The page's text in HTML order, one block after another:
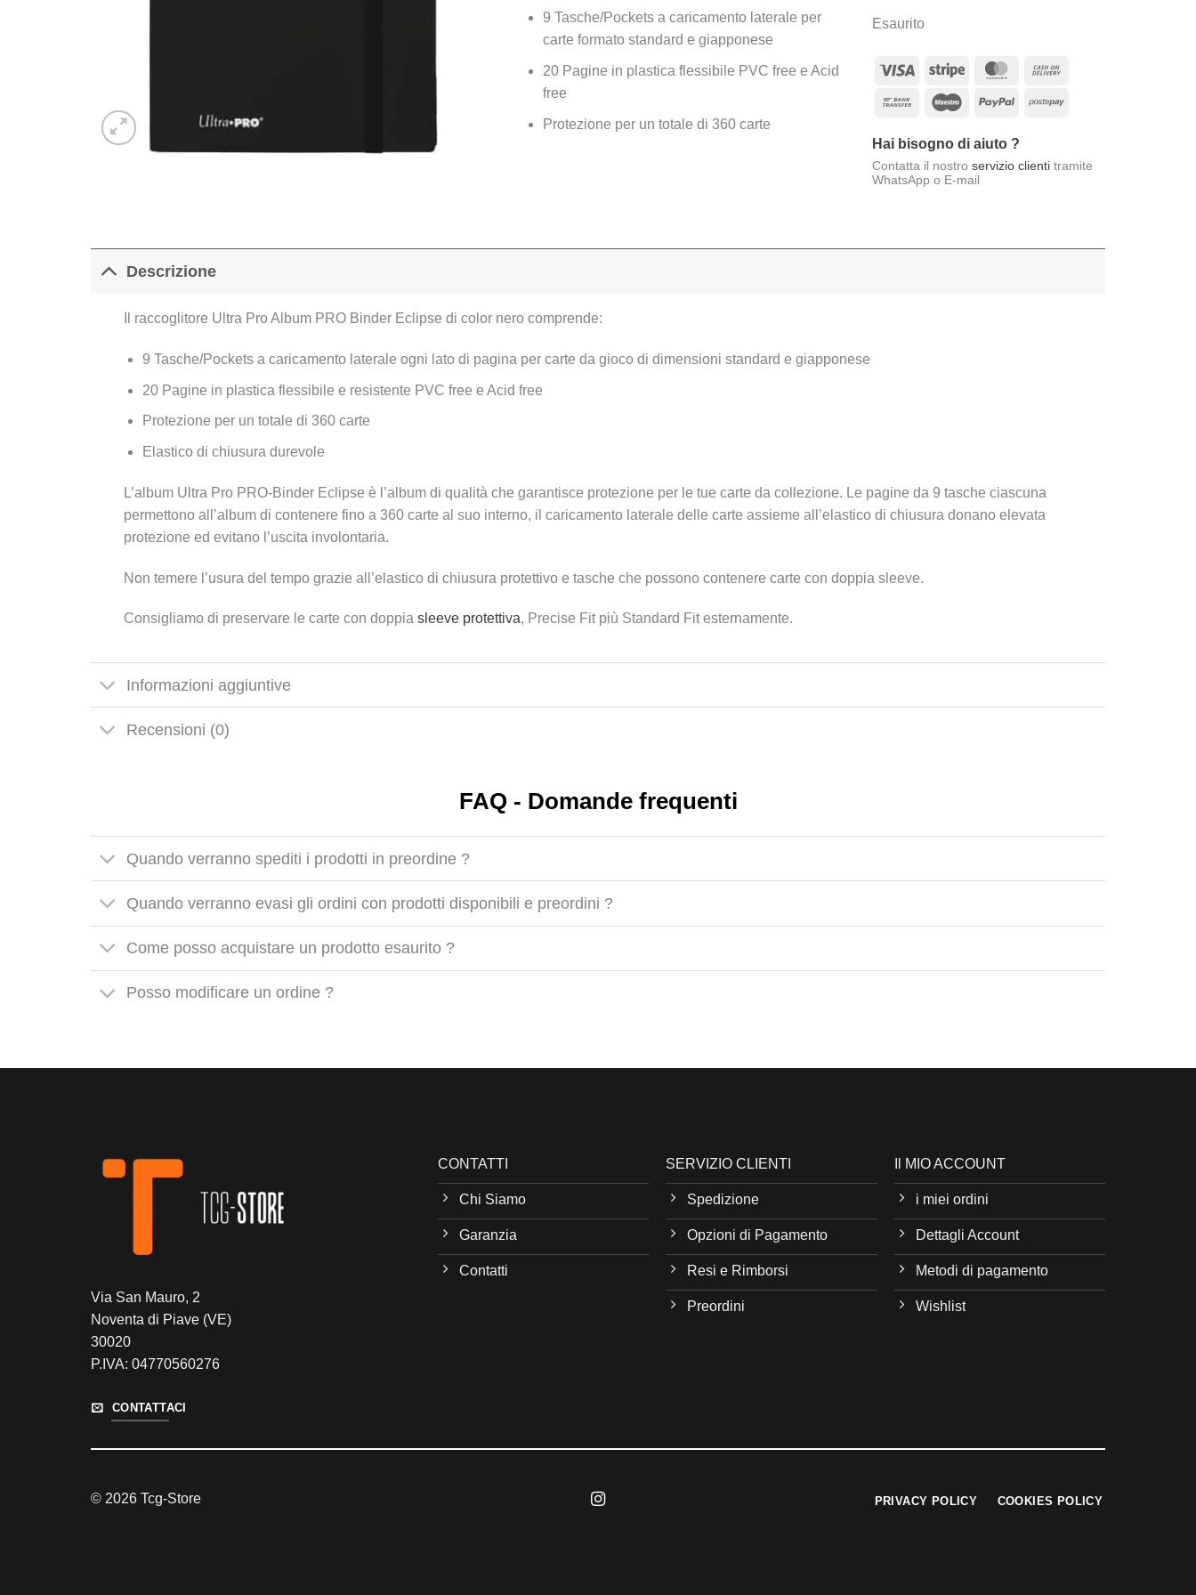
9 Tasche/Pockets a caricamento laterale per
carte formato standard e giapponese
20 Pagine in plastica flessibile PVC free e Acid
free
Protezione per un totale di 360 carte
€23,00.
Esaurito
Visa Stripe MasterCard
Bank
MaestroPayPal Postepay
Hai bisogno di aiuto ?
Contatta il nostro servizio clientitramite
WhatsApp o E-mail
Descrizione
Il raccoglitore Ultra Pro Album PRO Binder Eclipse di color nero comprende:
9 Tasche/Pockets a caricamento laterale ogni lato di pagina per carte da gioco di dimensioni standard e giapponese
20 Pagine in plastica flessibile e resistente PVC free e Acid free
Protezione per un totale di 360 carte
Elastico di chiusura durevole
L’album Ultra Pro PRO-Binder Eclipse è l’album di qualità che garantisce protezione per le tue carte da collezione. Le pagine da 9 tasche ciascuna
permettono all’album di contenere fino a 360 carte al suo interno, il caricamento laterale delle carte assieme all’elastico di chiusura donano elevata
protezione ed evitano l’uscita involontaria.
Non temere l’usura del tempo grazie all’elastico di chiusura protettivo e tasche che possono contenere carte con doppia sleeve.
Consigliamo di preservare le carte con doppia sleeve protettiva, Precise Fit più Standard Fit esternamente.
Informazioni aggiuntive
Recensioni (0)
FAQ - Domande frequenti
Quando verranno spediti i prodotti in preordine ?
Quando verranno evasi gli ordini con prodotti disponibili e preordini ?
Come posso acquistare un prodotto esaurito ?
Posso modificare un ordine ?
Via San Mauro, 2
Noventa di Piave (VE)
30020
P.IVA: 04770560276
CONTATTACI
CONTATTI
Chi Siamo
Garanzia
Contatti
SERVIZIO CLIENTI
Spedizione
Opzioni di Pagamento
Resi e Rimborsi
Preordini
Il MIO ACCOUNT
i miei ordini
Dettagli Account
Metodi di pagamento
Wishlist
© 2026 Tcg-Store PRIVACY POLICY COOKIES POLICY